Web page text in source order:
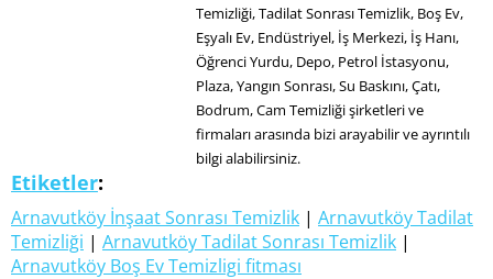
Temizliği, Tadilat Sonrası Temizlik, Boş Ev,
Eşyalı Ev, Endüstriyel, İş Merkezi, İş Hanı,
Öğrenci Yurdu, Depo, Petrol İstasyonu,
Plaza, Yangın Sonrası, Su Baskını, Çatı,
Bodrum, Cam Temizliği şirketleri ve
firmaları arasında bizi arayabilir ve ayrıntılı
bilgi alabilirsiniz.
Etiketler:
Arnavutköy İnşaat Sonrası Temizlik | Arnavutköy Tadilat
Temizliği | Arnavutköy Tadilat Sonrası Temizlik |
Arnavutköy Boş Ev Temizligi fitması